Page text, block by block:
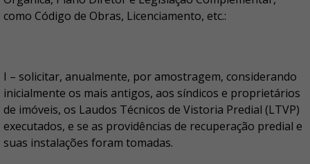
como Código de Obras, Licenciamento, etc.:
I – solicitar, anualmente, por amostragem, considerando
inicialmente os mais antigos, aos síndicos e proprietários
de imóveis, os Laudos Técnicos de Vistoria Predial (LTVP)
executados, e se as providências de recuperação predial e
suas instalações foram tomadas.